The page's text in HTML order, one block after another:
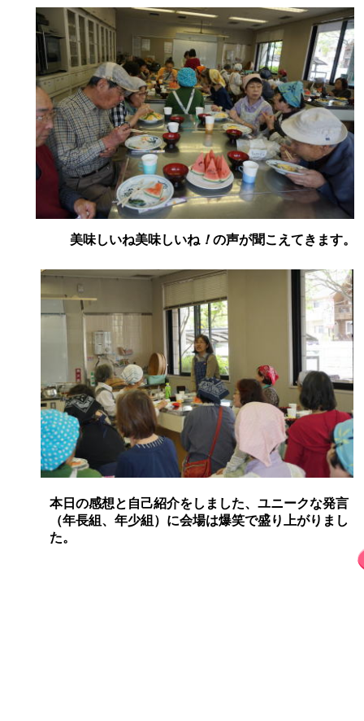
本日の感想と自己紹介をしました、ユニークな発言
（年長組、年少組）に会場は爆笑で盛り上がりまし
た。
美味しいね美味しいね ！の声が聞こえてきます。